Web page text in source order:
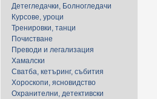
Детегледачки, Болногледачи
Курсове, уроци
Тренировки, танци
Почистване
Преводи и легализация
Хамалски
Сватба, кетъринг, събития
Хороскопи, ясновидство
Охранителни, детективски